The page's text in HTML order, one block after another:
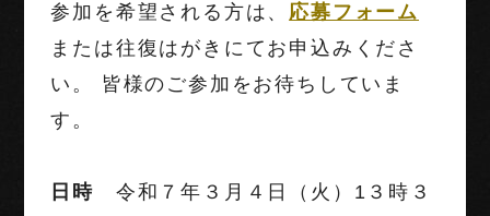
参加を希望 される方は、 応募フォーム
または往復はがきにてお申込みくださ
い。 皆様のご参加をお待ちしていま
す。
日時 令和７年３月４日（火）1３時３